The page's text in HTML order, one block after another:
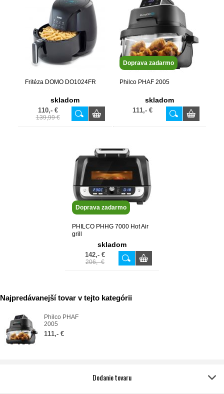
Fritéza DOMO DO1024FR
skladom
110,- €
139,99 €
Doprava zadarmo
Philco PHAF 2005
skladom
111,- €
Doprava zadarmo
PHILCO PHHG 7000 Hot Air
grill
skladom
142,- €
206,- €
Najpredávanejší tovar v tejto kategórii
Philco PHAF
2005
111,- €
Dodanie tovaru